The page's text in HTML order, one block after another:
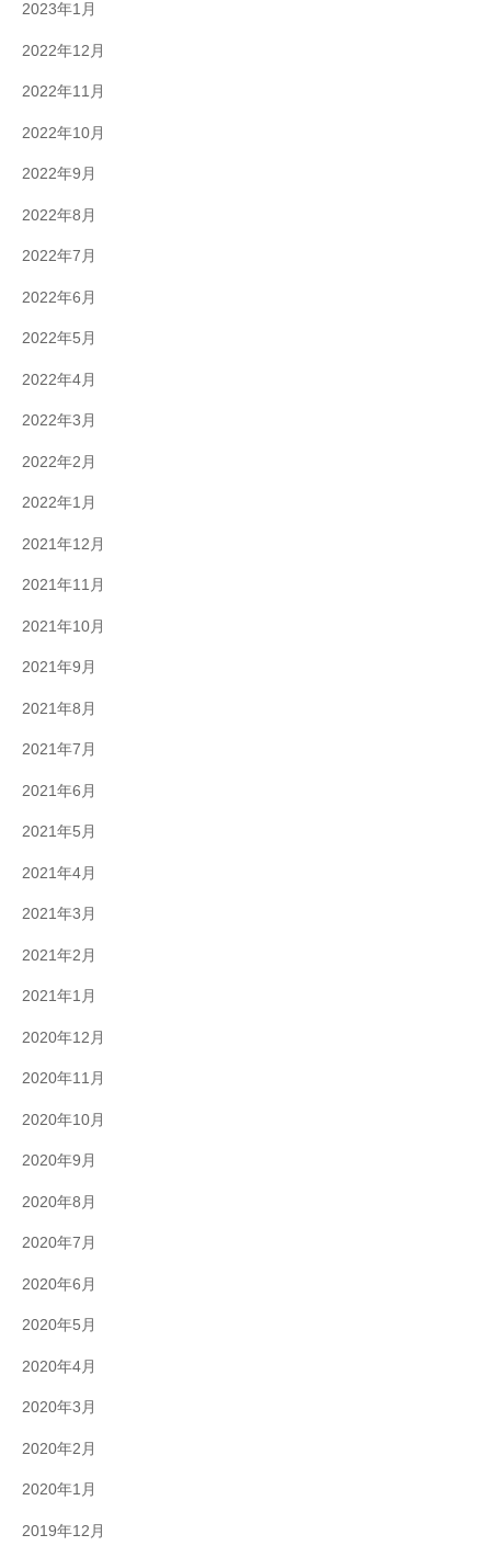
2023年1月
2022年12月
2022年11月
2022年10月
2022年9月
2022年8月
2022年7月
2022年6月
2022年5月
2022年4月
2022年3月
2022年2月
2022年1月
2021年12月
2021年11月
2021年10月
2021年9月
2021年8月
2021年7月
2021年6月
2021年5月
2021年4月
2021年3月
2021年2月
2021年1月
2020年12月
2020年11月
2020年10月
2020年9月
2020年8月
2020年7月
2020年6月
2020年5月
2020年4月
2020年3月
2020年2月
2020年1月
2019年12月